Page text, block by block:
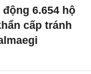
6.654 hộ
cấp tránh